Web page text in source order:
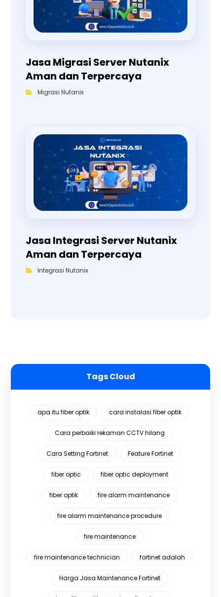
Jasa Migrasi Server Nutanix
Aman dan Terpercaya
Migrasi Nutanix
Jasa Integrasi Server Nutanix
Aman dan Terpercaya
Integrasi Nutanix
Tags Cloud
apa itu fiber optik cara instalasi fiber optik
Cara perbaiki rekaman CCTV hilang
Cara Setting Fortinet Feature Fortinet
fiber optic fiber optic deployment
fiber optik fire alarm maintenance
fire alarm maintenance procedure
fire maintenance
fire maintenance technician fortinet adalah
Harga Jasa Maintenance Fortinet